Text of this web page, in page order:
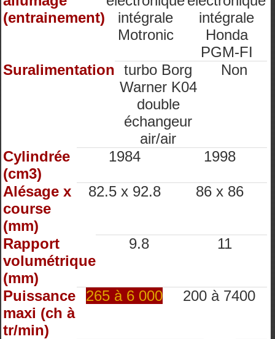
(entrainement)
intégrale
Motronic
intégrale
Honda
PGM-FI
Suralimentation turbo Borg
Warner K04
double
échangeur
air/air
Non
Cylindrée
(cm3)
1984 1998
Alésage x
course
(mm)
82.5 x 92.8 86 x 86
Rapport
volumétrique
(mm)
9.8 11
Puissance
maxi (ch à
tr/min)
265 à 6 000 200 à 7400